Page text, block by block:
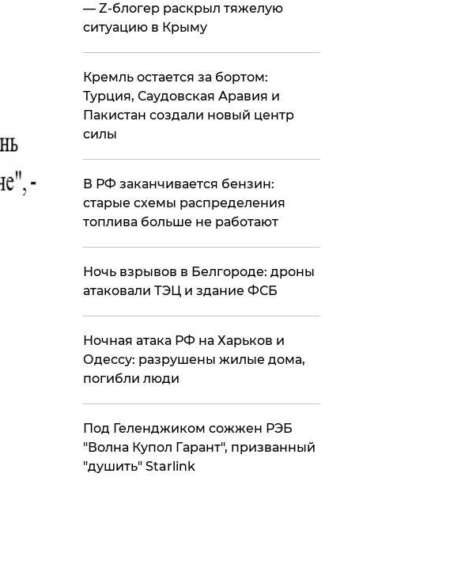
— Z-блогер раскрыл тяжелую
ситуацию в Крыму
​Кремль остается за бортом:
Турция, Саудовская Аравия и
Пакистан создали новый центр
силы
​В РФ заканчивается бензин:
старые схемы распределения
топлива больше не работают
​Ночь взрывов в Белгороде: дроны
атаковали ТЭЦ и здание ФСБ
​Ночная атака РФ на Харьков и
Одессу: разрушены жилые дома,
погибли люди
Под Геленджиком сожжен РЭБ
"Волна Купол Гарант", призванный
"душить" Starlink